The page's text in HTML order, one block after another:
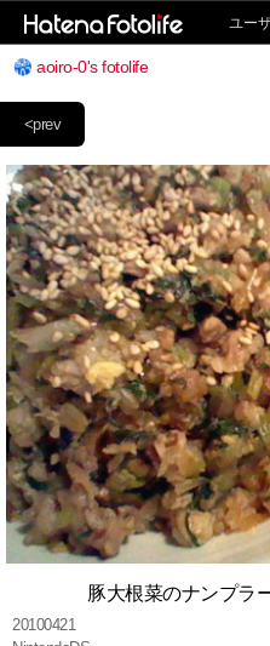
ユー
aoiro-0's fotolife
<prev
豚大根菜のナンプラ
20100421